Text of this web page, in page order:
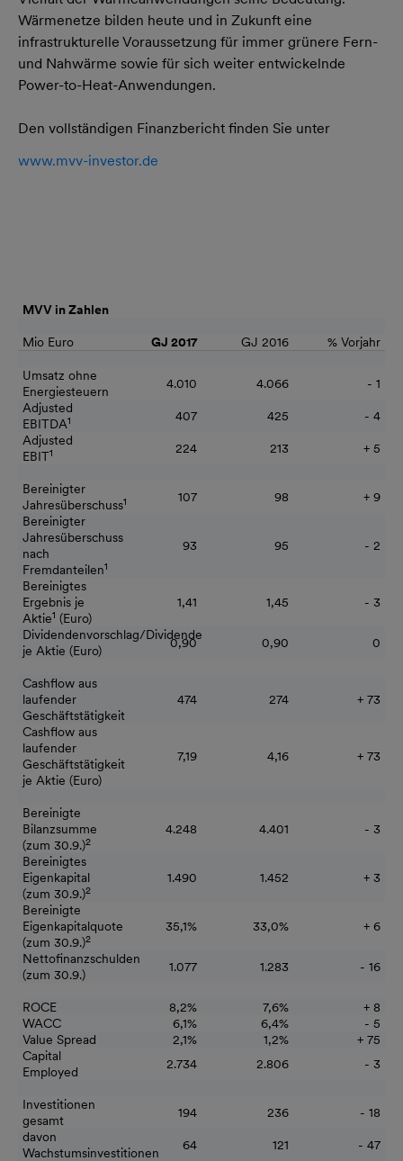
Wärmenetze bilden heute und in Zukunft eine
infrastrukturelle Voraussetzung für immer grünere Fern-
und Nahwärme sowie für sich weiter entwickelnde
Power-to-Heat-Anwendungen.
Den vollständigen Finanzbericht finden Sie unter
www.mvv-investor.de
MVV in Zahlen
Mio Euro GJ 2017 GJ 2016 % Vorjahr
Umsatz ohne
Energiesteuern
4.010 4.066
- 1
Adjusted
EBITDA1 407 425
- 4
Adjusted
EBIT1 224 213 + 5
Bereinigter
Jahresüberschuss1 107 98
+ 9
Bereinigter
Jahresüberschuss
nach
Fremdanteilen1
93 95 - 2
Bereinigtes
Ergebnis je
Aktie1 (Euro)
1,41 1,45 - 3
Dividendenvorschlag/Dividende
je Aktie (Euro)
0,90 0,90 0
Cashflow aus
laufender
Geschäftstätigkeit
474 274 + 73
Cashflow aus
laufender
Geschäftstätigkeit
je Aktie (Euro)
7,19 4,16 + 73
Bereinigte
Bilanzsumme
(zum 30.9.)2
4.248 4.401 - 3
Bereinigtes
Eigenkapital
(zum 30.9.)2
1.490 1.452 + 3
Bereinigte
Eigenkapitalquote
(zum 30.9.)2
35,1% 33,0% + 6
Nettofinanzschulden
(zum 30.9.)
1.077 1.283 - 16
ROCE 8,2% 7,6%
+ 8
WACC
6,1% 6,4%
- 5
Value Spread
2,1% 1,2%
+ 75
Capital
Employed
2.734 2.806 - 3
Investitionen
gesamt
194 236
- 18
davon
Wachstumsinvestitionen
64 121
- 47